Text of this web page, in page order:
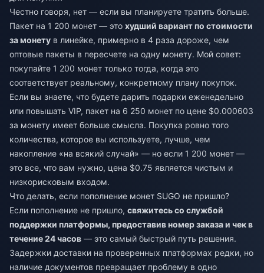
Честно говоря, нет — если вы планируете тратить больше.
Пакет на 1 200 монет — это худший вариант по стоимости
за монету в линейке, примерно в 4 раза дороже, чем
оптовые пакеты в пересчете на одну монету. Мой совет:
покупайте 1 200 монет только тогда, когда это
соответствует реальному, конкретному плану покупок.
Если вы знаете, что будете дарить подарки еженедельно
или повышать VIP, пакет на 6 250 монет по цене $0.000603
за монету имеет больше смысла. Покупка ровно того
количества, которое вы используете, лучше, чем
накопление «на всякий случай» — но если 1 200 монет —
это все, что вам нужно, цена $0.75 является чистым и
низкорисковым входом.
Что делать, если пополнение монет SUGO не пришло?
Если пополнение не пришло, свяжитесь со службой
поддержки платформы, предоставив номер заказа и чек в
течение 24 часов — это самый быстрый путь решения.
Задержки доставки на проверенных платформах редки, но
наличие документов превращает проблему в одно